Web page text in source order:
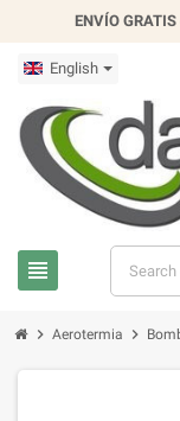
ENVÍO
English
view_headline
chevron_right Aerotermia chevron_right